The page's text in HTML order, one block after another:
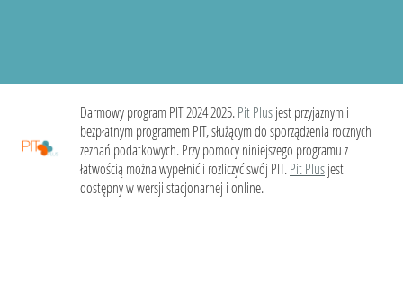
Darmowy program PIT 2024 2025.Pit Plusjest przyjaznym i
bezpłatnym programem PIT, służącym do sporządzenia rocznych
zeznań podatkowych. Przy pomocy niniejszego programu z
łatwością można wypełnić i rozliczyć swój PIT.Pit Plusjest
dostępny w wersji stacjonarnej i online.